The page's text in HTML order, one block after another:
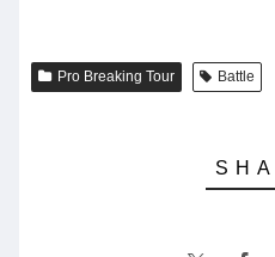
Pro Breaking Tour Battle